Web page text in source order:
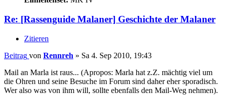
Re: [Rassenguide Malaner] Geschichte der Malaner
Zitieren
Beitrag von Rennreh » Sa 4. Sep 2010, 19:43
Mail an Marla ist raus... (Apropos: Marla hat z.Z. mächtig viel um
die Ohren und seine Besuche im Forum sind daher eher sporadisch.
Wer also was von ihm will, sollte ebenfalls den Mail-Weg nehmen).